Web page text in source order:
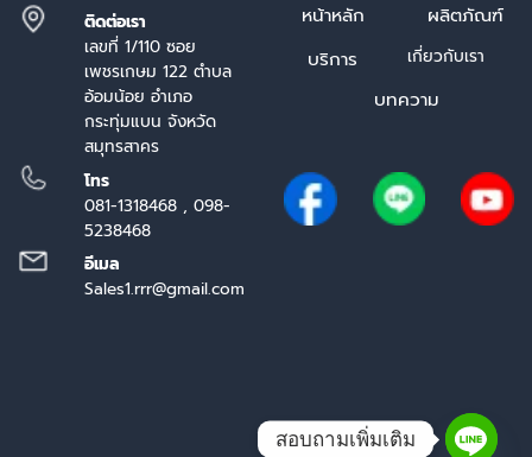
ติดต่อเรา
เลขที่ 1/110 ซอย
เพชรเกษม 122 ตำบล
อ้อมน้อย อำเภอ
กระทุ่มแบน จังหวัด
สมุทรสาคร
โทร
081-1318468 , 098-
5238468
อีเมล
Sales1.rrr@gmail.com
หน้าหลัก
ผลิตภัณฑ์
บริการ
เกี่ยวกับเรา
บทความ
สอบถามเพิ่มเติม